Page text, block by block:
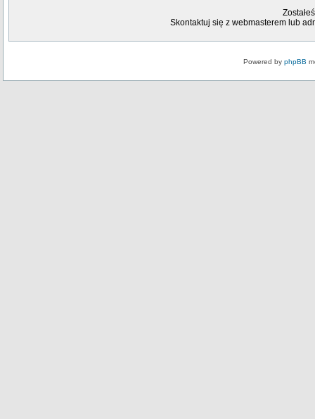
Skontaktuj się z webmasterem lub
Powered by phpBB